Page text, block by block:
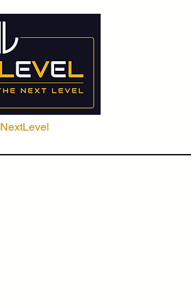
NextLevel